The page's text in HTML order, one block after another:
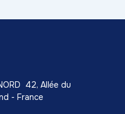
42, Allée du
- France